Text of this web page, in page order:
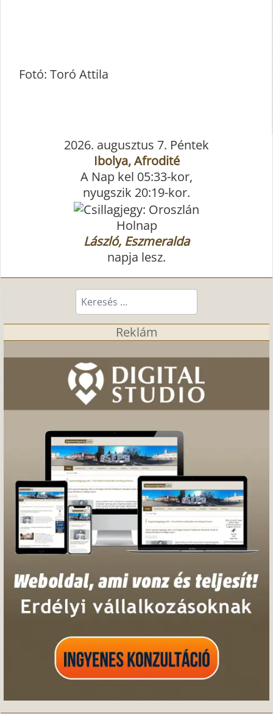
Fotó: Toró Attila
2026. augusztus 7. Péntek
Ibolya, Afrodité
A Nap kel 05:33-kor,
nyugszik 20:19-kor.
Holnap
László, Eszmeralda
napja lesz.
Keresés...
Reklám